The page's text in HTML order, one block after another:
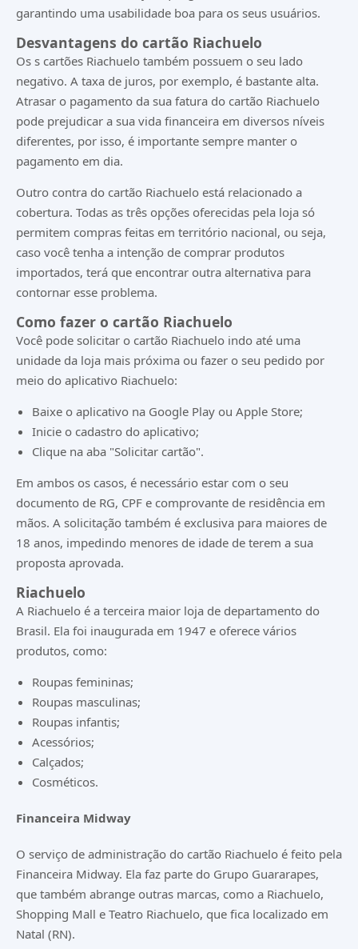
garantindo uma usabilidade boa para os seus usuários.
Desvantagens do cartão Riachuelo
Os s cartões Riachuelo também possuem o seu lado
negativo. A taxa de juros, por exemplo, é bastante alta.
Atrasar o pagamento da sua fatura do cartão Riachuelo
pode prejudicar a sua vida financeira em diversos níveis
diferentes, por isso, é importante sempre manter o
pagamento em dia.
Outro contra do cartão Riachuelo está relacionado a
cobertura. Todas as três opções oferecidas pela loja só
permitem compras feitas em território nacional, ou seja,
caso você tenha a intenção de comprar produtos
importados, terá que encontrar outra alternativa para
contornar esse problema.
Como fazer o cartão Riachuelo
Você pode solicitar o cartão Riachuelo indo até uma
unidade da loja mais próxima ou fazer o seu pedido por
meio do aplicativo Riachuelo:
Baixe o aplicativo na Google Play ou Apple Store;
Inicie o cadastro do aplicativo;
Clique na aba "Solicitar cartão".
Em ambos os casos, é necessário estar com o seu
documento de RG, CPF e comprovante de residência em
mãos. A solicitação também é exclusiva para maiores de
18 anos, impedindo menores de idade de terem a sua
proposta aprovada.
Riachuelo
A Riachuelo é a terceira maior loja de departamento do
Brasil. Ela foi inaugurada em 1947 e oferece vários
produtos, como:
Roupas femininas;
Roupas masculinas;
Roupas infantis;
Acessórios;
Calçados;
Cosméticos.
Financeira Midway
O serviço de administração do cartão Riachuelo é feito pela
Financeira Midway. Ela faz parte do Grupo Guararapes,
que também abrange outras marcas, como a Riachuelo,
Shopping Mall e Teatro Riachuelo, que fica localizado em
Natal (RN).